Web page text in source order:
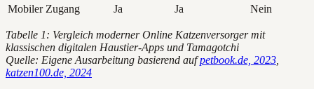
Mobiler Zugang
Ja Ja Nein
Tabelle 1: Vergleich moderner Online Katzenversorger mit
klassischen digitalen Haustier-Apps und Tamagotchi
Quelle: Eigene Ausarbeitung basierend aufpetbook.de, 2023
katzen100.de, 2024